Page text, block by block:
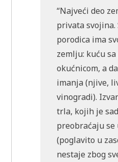
“Najveći deo
privata svojina.
porodica ima
zemlju: kuću
okućnicom, a
imanja (njive,
vinogradi).
trla, kojih je
preobraćaju se
(poglavito u
nestaje zbog